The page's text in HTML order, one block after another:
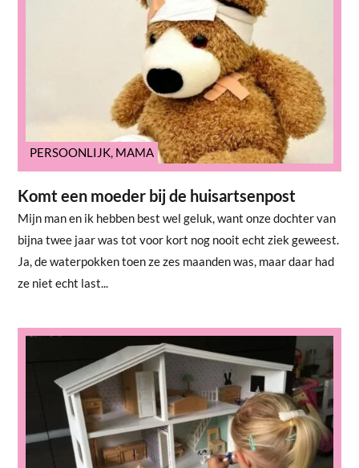
PERSOONLIJK, MAMA
Komt een moeder bij de huisartsenpost
Mijn man en ik hebben best wel geluk, want onze dochter van
bijna twee jaar was tot voor kort nog nooit echt ziek geweest.
Ja, de waterpokken toen ze zes maanden was, maar daar had
ze niet echt last...